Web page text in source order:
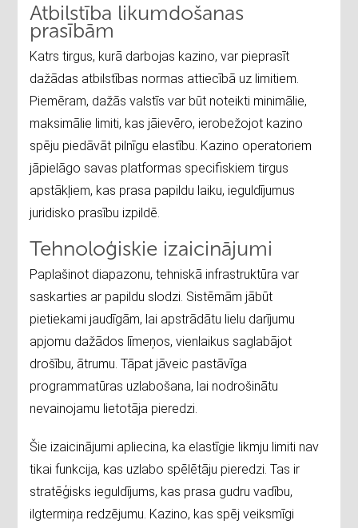
Atbilstība likumdošanas
prasībām
Katrs tirgus, kurā darbojas kazino, var pieprasīt
dažādas atbilstības normas attiecībā uz limitiem.
Piemēram, dažās valstīs var būt noteikti minimālie,
maksimālie limiti, kas jāievēro, ierobežojot kazino
spēju piedāvāt pilnīgu elastību. Kazino operatoriem
jāpielāgo savas platformas specifiskiem tirgus
apstākļiem, kas prasa papildu laiku, ieguldījumus
juridisko prasību izpildē.
Tehnoloģiskie izaicinājumi
Paplašinot diapazonu, tehniskā infrastruktūra var
saskarties ar papildu slodzi. Sistēmām jābūt
pietiekami jaudīgām, lai apstrādātu lielu darījumu
apjomu dažādos līmeņos, vienlaikus saglabājot
drošību, ātrumu. Tāpat jāveic pastāvīga
programmatūras uzlabošana, lai nodrošinātu
nevainojamu lietotāja pieredzi.
Šie izaicinājumi apliecina, ka elastīgie likmju limiti nav
tikai funkcija, kas uzlabo spēlētāju pieredzi. Tas ir
stratēģisks ieguldījums, kas prasa gudru vadību,
ilgtermiņa redzējumu. Kazino, kas spēj veiksmīgi